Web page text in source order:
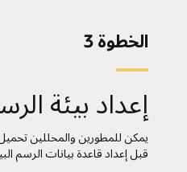
الخطوة 3
إعداد بيئة
يمكن للمطورين والمحللين
قبل إعداد قاعدة بيانات الرسم